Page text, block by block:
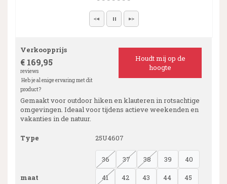
Verkoopprijs
€ 169,95
reviews
Heb je al enige ervaring met dit
product?
Houdt mij op de
hoogte
Gemaakt voor outdoor hiken en klauteren in rotsachtige
omgevingen. Ideaal voor tijdens actieve weekenden en
vakanties in de natuur.
Type 25U4607
maat
36 37 38 39
40
41
42 43 44
45